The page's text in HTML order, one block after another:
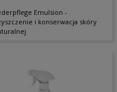
Emulsion -
i konserwacja skóry